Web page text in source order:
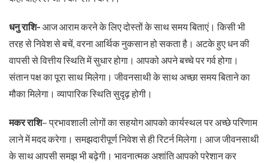
धनु राशि- आज आराम करने के लिए दोस्तों के साथ समय बिताएं। किसी भी
तरह से निवेश से बचें, वरना आर्थिक नुकसान हो सकता है। अटके हुए धन की
वापसी से वित्तीय स्थिति में सुधार होगा। आपको अपने बच्चे पर गर्व होगा।
संतान पक्ष का पूरा साथ मिलेगा। जीवनसाथी के साथ अच्छा समय बिताने का
मौका मिलेगा। व्यापारिक स्थिति सुदृढ़ होगी।
मकर राशि– प्रभावशाली लोगों का सहयोग आपको कार्यस्थल पर अच्छे परिणाम
लाने में मदद करेगा। समझदारीपूर्ण निवेश से ही रिटर्न मिलेगा। आज जीवनसाथी
के साथ आपसी समझ भी बढ़ेगी। भावनात्मक अशांति आपको परेशान कर